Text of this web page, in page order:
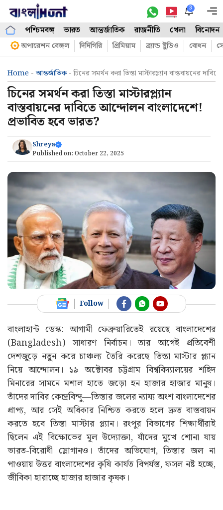
Skip
content
3
পশ্চিমবঙ্গ ভারত আন্তর্জাতিক রাজনীতি খেলা বিনোদন
অপারেশন বেঙ্গল দিদিগিরি প্রিমিয়াম ব্র্যান্ড ষ্টুডিও বোধন
Home -আন্তর্জাতিক-চিনের সমর্থন করা তিস্তা মাস্টারপ্ল্যান বাস্তবায়নের
চিনের সমর্থন করা তিস্তা মাস্টারপ্ল্যান
বাস্তবায়নের দাবিতে আন্দোলন বাংলাদেশে!
প্রভাবিত হবে ভারত?
Shreya
Published on: October 22, 2025
Follow
বাংলাহান্ট ডেস্ক: আগামী ফেব্রুয়ারিতেই রয়েছে বাংলাদেশের
(Bangladesh) সাধারণ নির্বাচন। তার আগেই প্রতিবেশী
দেশজুড়ে নতুন করে চাঞ্চল্য তৈরি করেছে তিস্তা মাস্টার প্ল্যান
নিয়ে আন্দোলন। ১৯ অক্টোবর চট্টগ্রাম বিশ্ববিদ্যালয়ের শহিদ
মিনারের সামনে মশাল হাতে জড়ো হন হাজার হাজার মানুষ।
তাঁদের দাবির কেন্দ্রবিন্দু—তিস্তার জলের ন্যায্য অংশ বাংলাদেশের
প্রাপ্য, আর সেই অধিকার নিশ্চিত করতে হলে দ্রুত বাস্তবায়ন
করতে হবে তিস্তা মাস্টার প্ল্যান। রংপুর বিভাগের শিক্ষার্থীরাই
ছিলেন এই বিক্ষোভের মূল উদ্যোক্তা, যাঁদের মুখে শোনা যায়
ভারত-বিরোধী স্লোগানও। তাঁদের অভিযোগ, তিস্তার জল না
পাওয়ায় উত্তর বাংলাদেশের কৃষি কার্যত বিপর্যস্ত, ফসল নষ্ট হচ্ছে,
জীবিকা হারাচ্ছে হাজার হাজার কৃষক।